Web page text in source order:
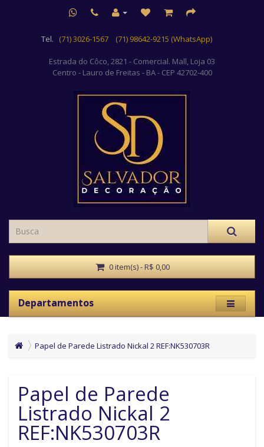
Tel. (71) 3026-1567 (71) 98642-9215 (WhatsApp)
Estrada do Côco, 2821 - Comercial. Mall, Loja 03
Centro - Lauro de Freitas - BA - CEP 42702-400
0 item(s) - R$ 0,00
Departamentos
Papel de Parede Listrado Nickal 2 REF:NK530703R
Papel de Parede
Listrado Nickal 2
REF:NK530703R